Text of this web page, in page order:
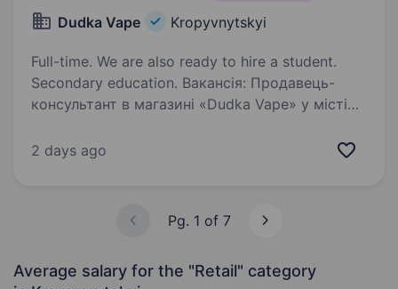
Dudka Vape Kropyvnytskyi
Full-time. We are also ready to hire a student.
Secondary education. Вакансія: Продавець-
консультант в магазині «Dudka Vape» у місті
комунікабельного співробітника на посаду
2 days ago
Pg. 1 of 7
Average salary for the "Retail" category